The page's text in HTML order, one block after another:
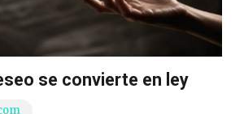
se convierte en ley